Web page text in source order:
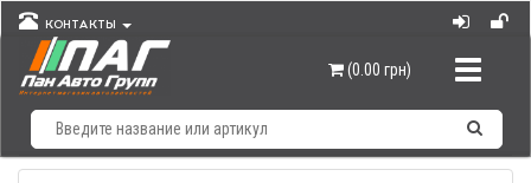
КОНТАКТЫ
(0.00 грн)